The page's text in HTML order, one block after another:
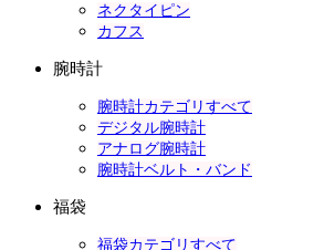
ネクタイピン
カフス
腕時計
腕時計カテゴリすべて
デジタル腕時計
アナログ腕時計
腕時計ベルト・バンド
福袋
福袋カテゴリすべて